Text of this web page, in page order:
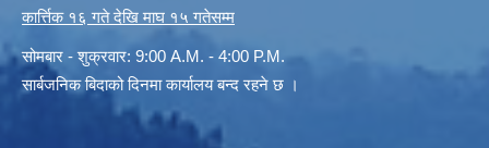
कार्त्तिक १६ गते देखि माघ १५ गतेसम्म
सोमबार - शुक्रवार: 9:00 A.M. - 4:00 P.M.
सार्बजनिक बिदाको दिनमा कार्यालय बन्द रहने छ ।